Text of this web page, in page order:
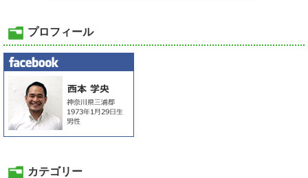
プロフィール
カテゴリー